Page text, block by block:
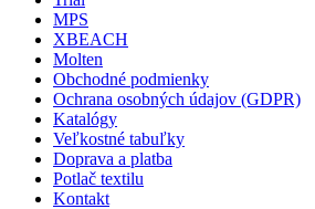
MPS
XBEACH
Molten
Obchodné podmienky
Ochrana osobných údajov (GDPR)
Katalógy
Veľkostné tabuľky
Doprava a platba
Potlač textilu
Kontakt